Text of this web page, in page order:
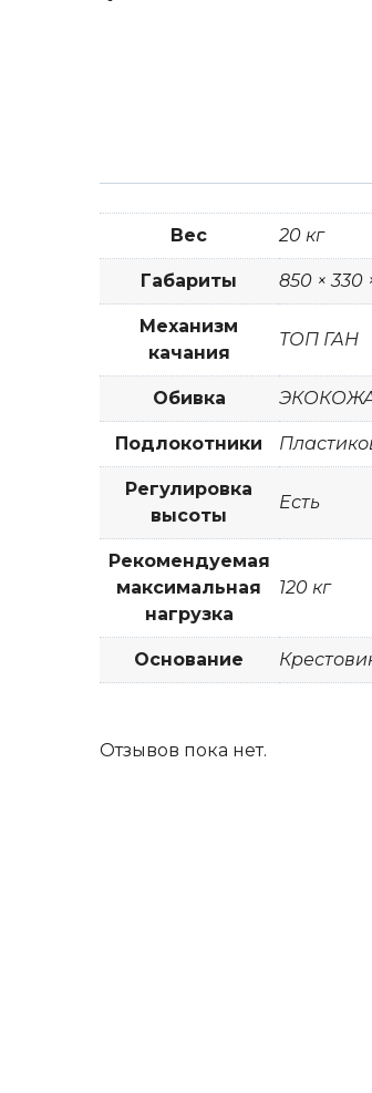
Вес 20 кг
Габариты 850 × 330
Механизм
качания
ТОП ГАН
Обивка
Подлокотники
Регулировка
высоты
Есть
Рекомендуемая
максимальная
нагрузка
120 кг
Основание
Отзывов пока нет.